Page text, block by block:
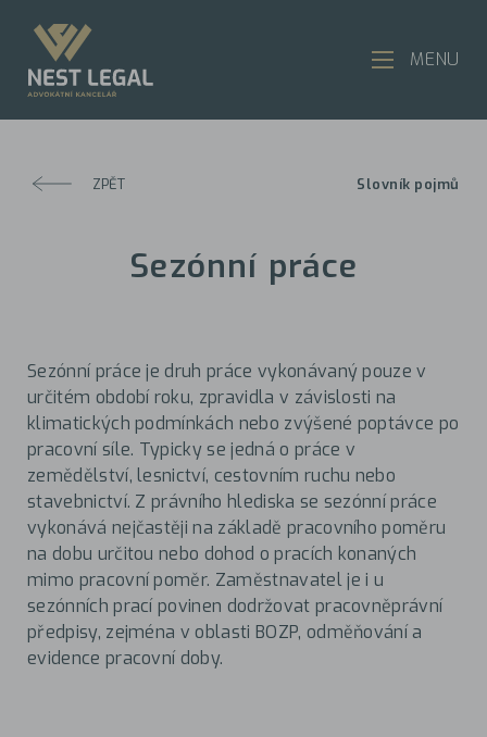
ZPĚT Slovník pojmů
Sezónní práce
Sezónní práce je druh práce vykonávaný pouze v
určitém období roku, zpravidla v závislosti na
klimatických podmínkách nebo zvýšené poptávce po
pracovní síle. Typicky se jedná o práce v
zemědělství, lesnictví, cestovním ruchu nebo
stavebnictví. Z právního hlediska se sezónní práce
vykonává nejčastěji na základě pracovního poměru
na dobu určitou nebo dohod o pracích konaných
mimo pracovní poměr. Zaměstnavatel je i u
sezónních prací povinen dodržovat pracovněprávní
předpisy, zejména v oblasti BOZP, odměňování a
evidence pracovní doby.
MENU